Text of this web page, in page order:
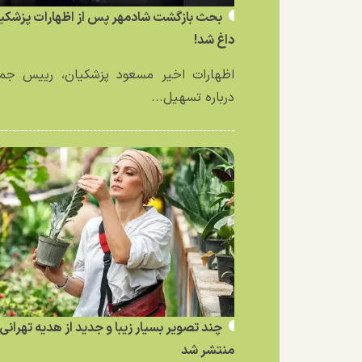
بحث بازگشت شادمهر پس از اظهارات
داغ شد!
اظهارات اخیر مسعود پزشکیان، رییس
درباره تسهیل...
چند تصویر بسیار زیبا و جدید از هدیه
منتشر شد